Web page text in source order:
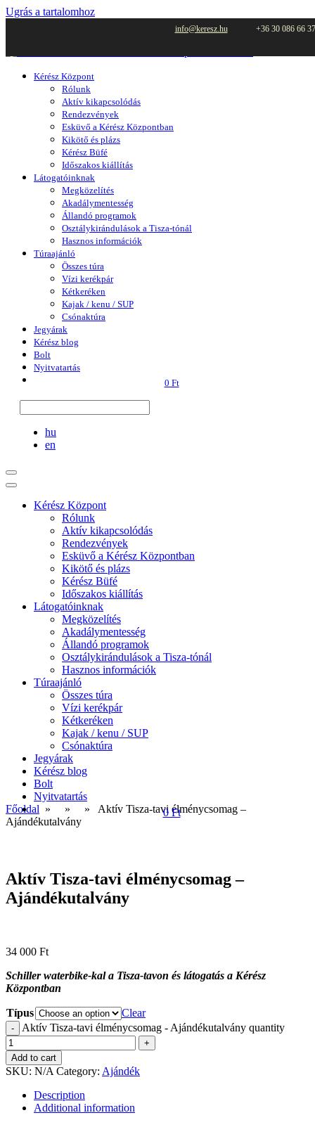
Ugrás a tartalomhoz
info@keresz.hu +36 30 086 66 37
Kérész Központ
Rólunk
Aktív kikapcsolódás
Rendezvények
Esküvő a Kérész Központban
Kikötő és plázs
Kérész Büfé
Időszakos kiállítás
Látogatóinknak
Megközelítés
Akadálymentesség
Állandó programok
Osztálykirándulások a Tisza-tónál
Hasznos információk
Túraajánló
Összes túra
Vízi kerékpár
Kétkeréken
Kajak / kenu / SUP
Csónaktúra
Jegyárak
Kérész blog
Bolt
Nyitvatartás
0 Ft
hu
en
Kérész Központ
Rólunk
Aktív kikapcsolódás
Rendezvények
Esküvő a Kérész Központban
Kikötő és plázs
Kérész Büfé
Időszakos kiállítás
Látogatóinknak
Megközelítés
Akadálymentesség
Állandó programok
Osztálykirándulások a Tisza-tónál
Hasznos információk
Túraajánló
Összes túra
Vízi kerékpár
Kétkeréken
Kajak / kenu / SUP
Csónaktúra
Jegyárak
Kérész blog
Bolt
Nyitvatartás
0 Ft
Főoldal » »
» Aktív Tisza-tavi élménycsomag –
Ajándékutalvány
Aktív Tisza-tavi élménycsomag –
Ajándékutalvány
34 000 Ft
Schiller waterbike-kal a Tisza-tavon és látogatás a Kérész
Központban
Típus Clear
- Aktív Tisza-tavi élménycsomag - Ajándékutalvány quantity
+
Add to cart
SKU: N/A Category: Ajándék
Description
Additional information